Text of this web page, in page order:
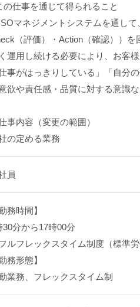
の仕事を通じて得られること
マネジメントシステムを通し
（評価）・Action（確認））
運用し続ける必要により、お客
事がはっきりしている」「自分
欲や責任感・品質に対する意識
事内容（変更の範囲）
の定める業務
員
務時間】
30分から17時00分
ルフレックスタイム制度（標準労
務形態】
業務、フレックスタイム制